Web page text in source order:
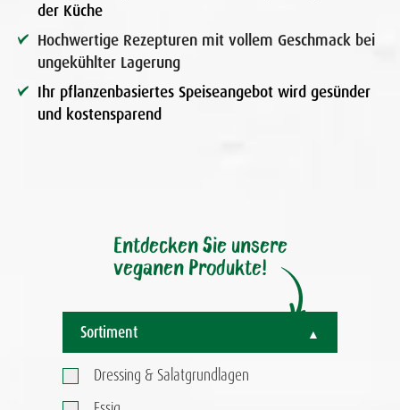
der Küche
Hochwertige Rezepturen mit vollem Geschmack bei
ungekühlter Lagerung
Ihr pflanzenbasiertes Speiseangebot wird gesünder
und kostensparend
Entdecken Sie unsere
veganen Produkte!
Sortiment
Dressing & Salatgrundlagen